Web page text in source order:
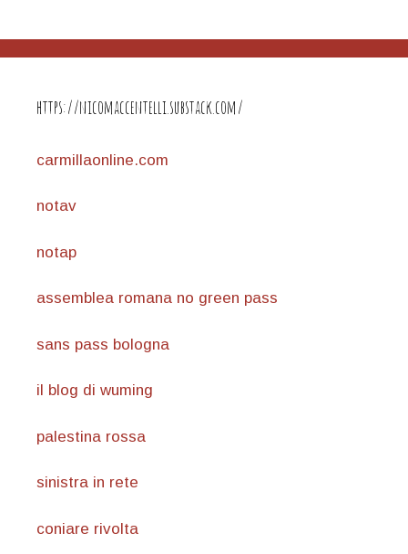
https://nicomaccentelli.substack.com/
carmillaonline.com
notav
notap
assemblea romana no green pass
sans pass bologna
il blog di wuming
palestina rossa
sinistra in rete
coniare rivolta